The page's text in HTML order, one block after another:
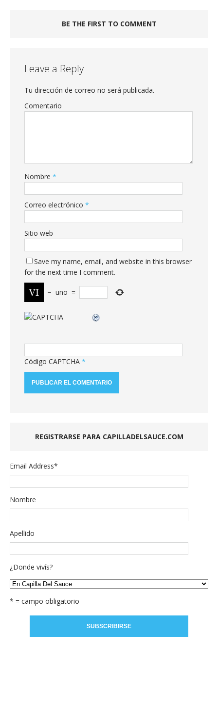
BE THE FIRST TO COMMENT
Leave a Reply
Tu dirección de correo no será publicada.
Comentario
Nombre *
Correo electrónico *
Sitio web
Save my name, email, and website in this browser
for the next time I comment.
− uno =
Código CAPTCHA *
REGISTRARSE PARA CAPILLADELSAUCE.COM
Email Address*
Nombre
Apellido
¿Donde vivís?
* = campo obligatorio